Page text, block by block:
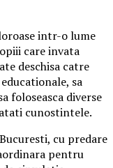
intr-o lume
care invata
deschisa catre
sa
foloseasca diverse
cunostintele.
cu predare
pentru